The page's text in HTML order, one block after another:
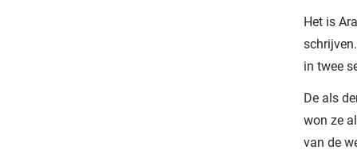
Het is
in twee
De als
won ze
van de